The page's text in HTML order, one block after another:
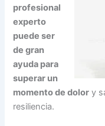
profesional
experto
puede ser
de gran
ayuda para
superar un
momento de dolor y
resiliencia.